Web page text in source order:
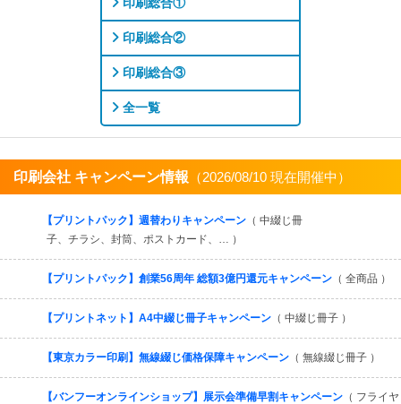
印刷総合②
印刷総合③
全一覧
印刷会社 キャンペーン情報 （2026/08/10 現在開催中）
【プリントパック】週替わりキャンペーン （ 中綴じ冊
子、チラシ、封筒、ポストカード、… ）
【プリントパック】創業56周年 総額3億円還元キャンペーン （ 全商品 ）
【プリントネット】A4中綴じ冊子キャンペーン （ 中綴じ冊子 ）
【東京カラー印刷】無線綴じ価格保障キャンペーン （ 無線綴じ冊子 ）
【バンフーオンラインショップ】展示会準備早割キャンペーン （ フライヤ